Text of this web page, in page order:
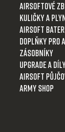
Airsoftové
Kuličky a
Airsoft
Doplňky pro
Zásobníky
Upgrade a
Airsoft
Army shop